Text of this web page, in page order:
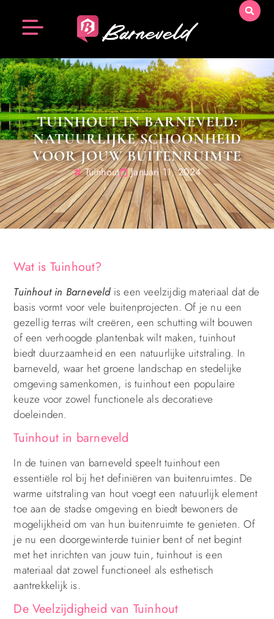
TUINHOUT IN BARNEVELD:
NATUURLIJKE SCHOONHEID
VOOR JOUW BUITENRUIMTE
Tuinhout Januari 11, 2024
Wat is Tuinhout?
Tuinhout in Barneveldis een veelzijdig materiaal dat de
basis vormt voor vele buitenprojecten. Of je nu een
gezellig terras wilt creëren, een schutting wilt bouwen
of een verhoogde plantenbak wilt maken, tuinhout
biedt duurzaamheid en een natuurlijke uitstraling. In
barneveld, waar het groene landschap en stedelijke
omgeving samenkomen, is tuinhout een populaire
keuze voor zowel functionele als decoratieve
doeleinden.
Tuinhout in barneveld
In de tuinen van barneveld speelt tuinhout een
essentiële rol bij het definiëren van buitenruimtes. De
warme uitstraling van hout voegt een natuurlijk element
toe aan de stadse omgeving en biedt bewoners de
mogelijkheid om van hun buitenruimte te genieten. Of
je nu een doorgewinterde tuinier bent of net begint
met het inrichten van jouw tuin, tuinhout is een
materiaal dat zowel functioneel als esthetisch
aantrekkelijk is.
De Veelzijdigheid van Tuinhout